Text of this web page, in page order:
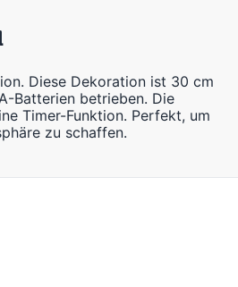
Diese Dekoration ist 30 cm
Batterien betrieben. Die
Timer-Funktion. Perfekt, um
zu schaffen.